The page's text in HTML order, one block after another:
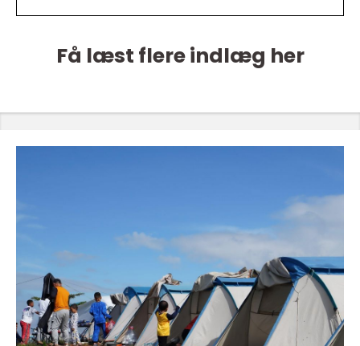
Få læst flere indlæg her